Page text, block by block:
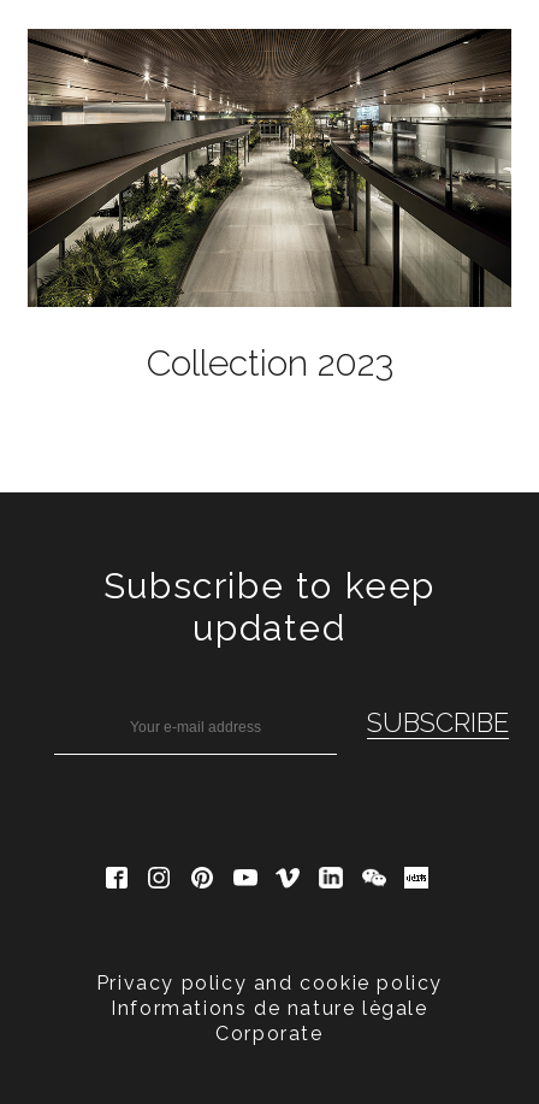
Collection 2023
Subscribe to keep
updated
Privacy policy and cookie policy
Informations de nature lègale
Corporate